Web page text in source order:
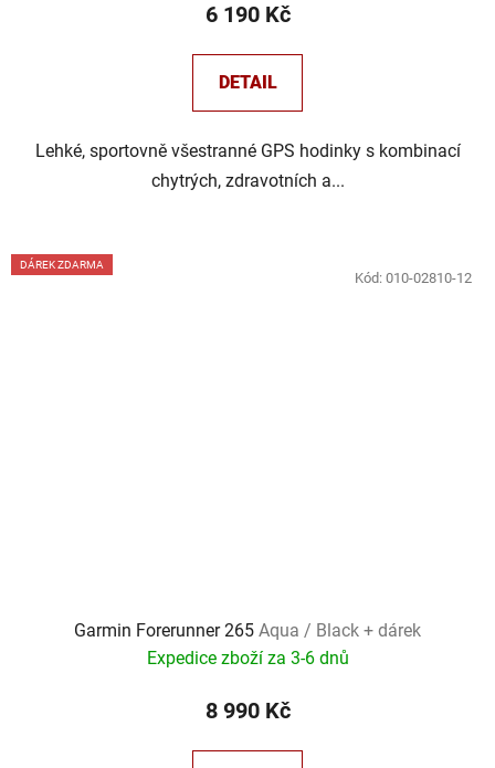
6 190 Kč
DETAIL
Lehké, sportovně všestranné GPS hodinky s kombinací
chytrých, zdravotních a...
DÁREK ZDARMA
Garmin Forerunner 265 Aqua / Black + dárek
Expedice zboží za 3-6 dnů
8 990 Kč
Kód: 010-02810-12